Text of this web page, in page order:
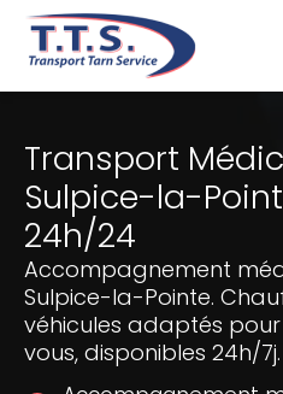
Aller
Transport
Sulpice-la-
24h/24
Accompagnement
Sulpice-la-Pointe.
véhicules adaptés
vous, disponibles 24h/7j.